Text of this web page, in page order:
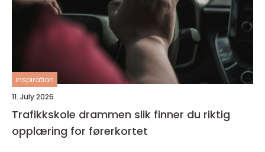
inspiration
11. July 2026
Trafikkskole drammen slik finner du riktig
opplæring for førerkortet